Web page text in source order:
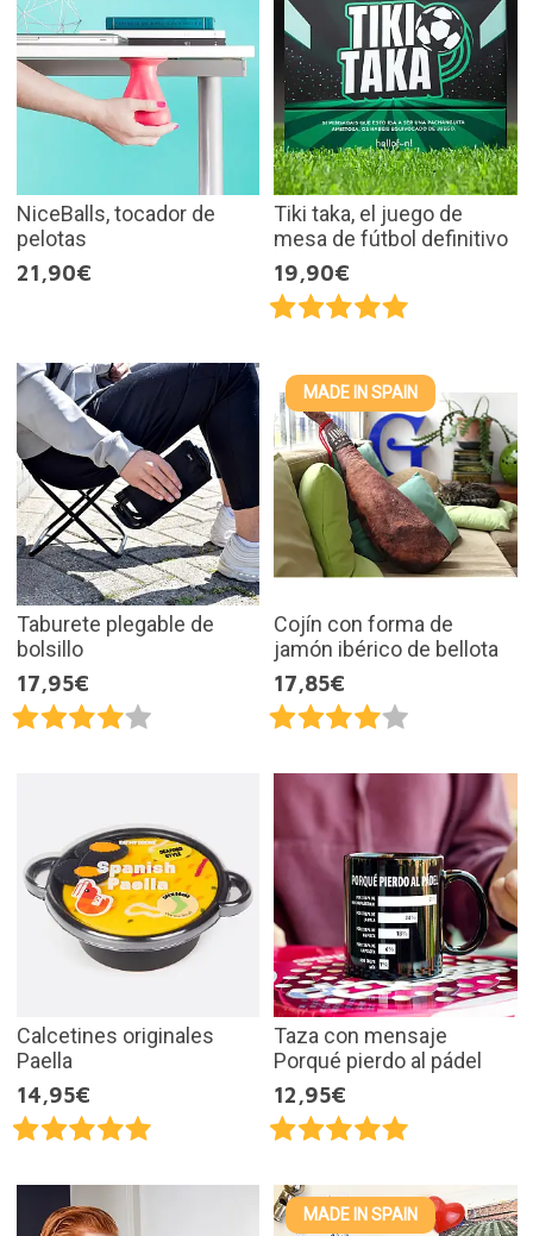
NiceBalls, tocador de
pelotas
21,90€
Tiki taka, el juego de
mesa de fútbol definitivo
19,90€
Taburete plegable de
bolsillo
17,95€
MADE IN SPAIN
Cojín con forma de
jamón ibérico de bellota
17,85€
Calcetines originales
Paella
14,95€
Taza con mensaje
Porqué pierdo al pádel
12,95€
MADE IN SPAIN